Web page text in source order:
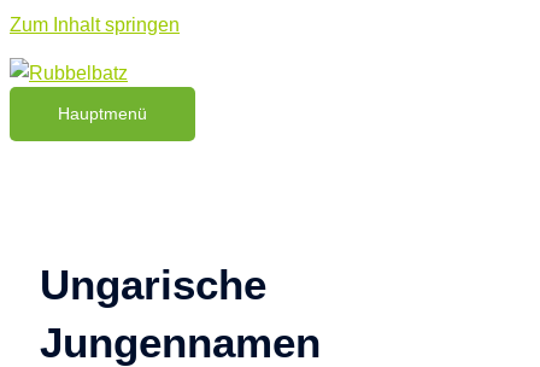
Zum Inhalt springen
Hauptmenü
Ungarische
Jungennamen